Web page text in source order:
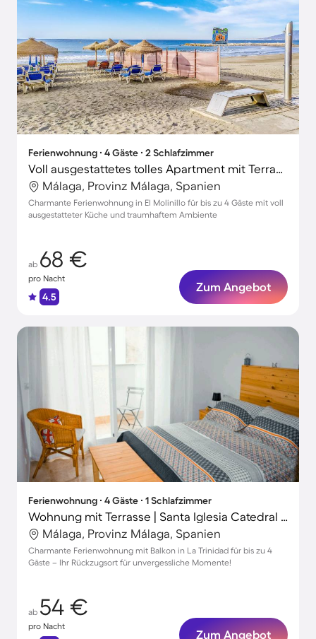
Ferienwohnung ∙ 4 Gäste ∙ 2 Schlafzimmer
Voll ausgestattetes tolles Apartment mit Terrasse | Santa Iglesia Catedral Basílica de la Encarnación in der Nähe
Málaga, Provinz Málaga, Spanien
Charmante Ferienwohnung in El Molinillo für bis zu 4 Gäste mit voll
ausgestatteter Küche und traumhaftem Ambiente
ab 68 €
pro Nacht
4.5
Zum Angebot
Ferienwohnung ∙ 4 Gäste ∙ 1 Schlafzimmer
Wohnung mit Terrasse | Santa Iglesia Catedral Basílica de la Encarnación in der Nähe | Stadtblick
Málaga, Provinz Málaga, Spanien
Charmante Ferienwohnung mit Balkon in La Trinidad für bis zu 4
Gäste – Ihr Rückzugsort für unvergessliche Momente!
ab 54 €
pro Nacht
Zum Angebot